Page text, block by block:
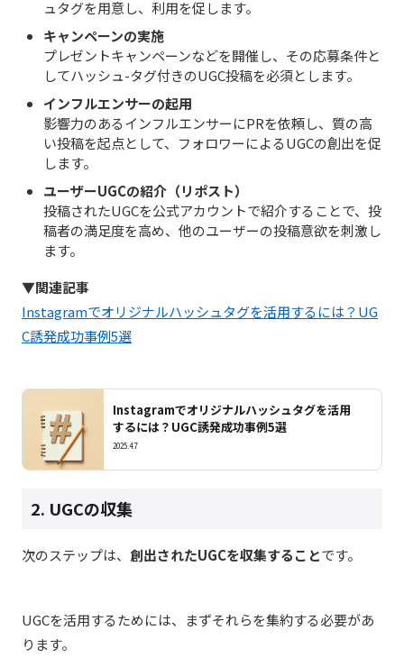
ュタグを用意し、利用を促します。
キャンペーンの実施
プレゼントキャンペーンなどを開催し、その応募条件と
してハッシュ-タグ付きのUGC投稿を必須とします。
インフルエンサーの起用
影響力のあるインフルエンサーにPRを依頼し、質の高
い投稿を起点として、フォロワーによるUGCの創出を促
します。
ユーザーUGCの紹介（リポスト）
投稿されたUGCを公式アカウントで紹介することで、投
稿者の満足度を高め、他のユーザーの投稿意欲を刺激し
ます。
▼関連記事
Instagramでオリジナルハッシュタグを活用するには？UG
C誘発成功事例5選
Instagramでオリジナルハッシュタグを活用
するには？UGC誘発成功事例5選
2025.4.7
2. UGCの収集
次のステップは、 創出されたUGCを収集することです。
UGCを活用するためには、まずそれらを集約する必要があ
ります。